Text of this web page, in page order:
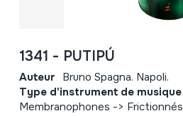
1341 - PUTIPÚ
Auteur Bruno Spagna. Napoli.
Type d'instrument de musique
Membranophones -> Frictionnés